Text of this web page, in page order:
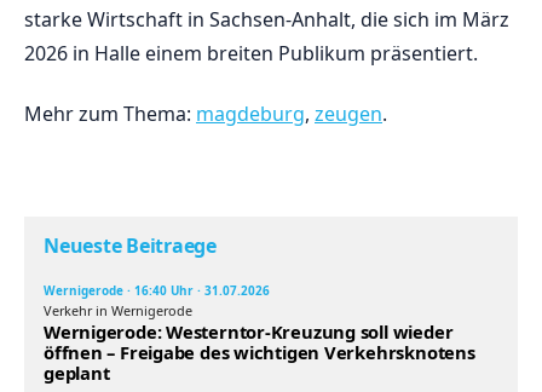
starke Wirtschaft in Sachsen-Anhalt, die sich im März
2026 in Halle einem breiten Publikum präsentiert.
Mehr zum Thema: magdeburg, zeugen.
Neueste Beitraege
Wernigerode · 16:40 Uhr · 31.07.2026
Verkehr in Wernigerode
Wernigerode: Westerntor-Kreuzung soll wieder
öffnen – Freigabe des wichtigen Verkehrsknotens
geplant